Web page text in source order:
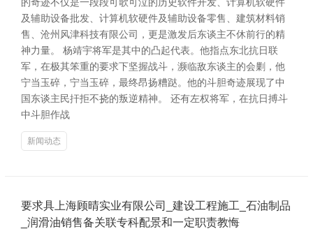
及辅助设备批发、计算机软硬件及辅助设备零售、建筑材料销
售、沧州风津科技有限公司，更是激发后东谈主不休前行的精
神力量。 杨靖宇将军是其中的凸起代表。他指点东北抗日联
军，在极其笨重的要求下坚握战斗，濒临敌东谈主的会剿，他
宁当玉碎，宁当玉碎，最终昂扬糟跶。他的斗胆奇迹展现了中
国东谈主民扞拒不挠的叛逆精神。 还有左权将军，在抗日搏斗
中斗胆作战
新闻动态
要求具上海顾晴实业有限公司_建设工程施工_石油制品
_润滑油销售备关联专科配景和一定职责教悔